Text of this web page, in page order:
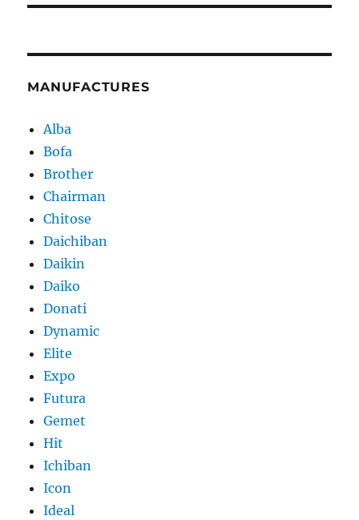
MANUFACTURES
Alba
Bofa
Brother
Chairman
Chitose
Daichiban
Daikin
Daiko
Donati
Dynamic
Elite
Expo
Futura
Gemet
Hit
Ichiban
Icon
Ideal